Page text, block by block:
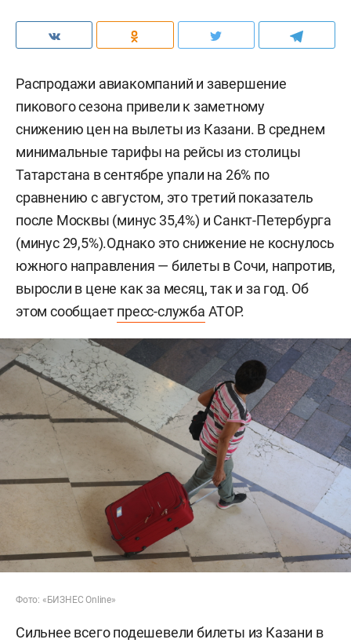
Распродажи авиакомпаний и завершение
пикового сезона привели к заметному
снижению цен на вылеты из Казани. В среднем
минимальные тарифы на рейсы из столицы
Татарстана в сентябре упали на 26% по
сравнению с августом, это третий показатель
после Москвы (минус 35,4%) и Санкт-Петербурга
(минус 29,5%).Однако это снижение не коснулось
южного направления — билеты в Сочи, напротив,
выросли в цене как за месяц, так и за год. Об
этом сообщаетпресс-служба АТОР.
Фото: «БИЗНЕС Online»
Сильнее всего подешевели билеты из Казани в